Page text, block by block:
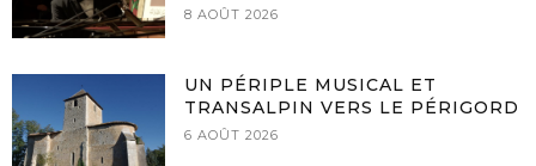
8 AOÛT 2026
UN PÉRIPLE MUSICAL ET
TRANSALPIN VERS LE PÉRIGORD
6 AOÛT 2026